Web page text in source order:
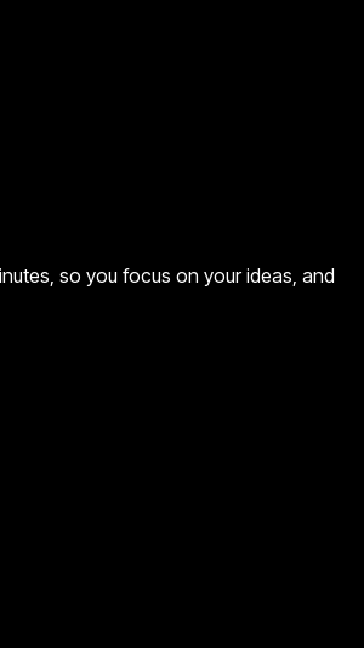
so you focus on your ideas, and